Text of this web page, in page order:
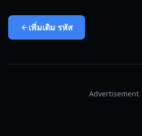
เพิ่มเติม รหัส
Advertisement